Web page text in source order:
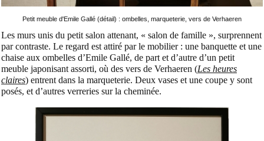
Petit meuble d'Emile Gallé (détail) : ombelles, marqueterie, vers de Verhaeren
Les murs unis du petit salon attenant, « salon de famille », surprennent
par contraste. Le regard est attiré par le mobilier : une banquette et une
chaise aux ombelles d’Emile Gallé, de part et d’autre d’un petit
meuble japonisant assorti, où des vers de Verhaeren (Les heures
claires) entrent dans la marqueterie. Deux vases et une coupe y sont
posés, et d’autres verreries sur la cheminée.